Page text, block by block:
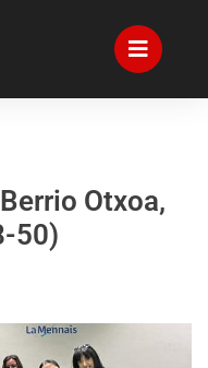
Otxoa,
50)